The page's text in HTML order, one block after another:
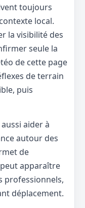
toujours
local.
la visibilité des
seule la
de cette page
de terrain
puis
aider à
autour des
de
apparaître
professionnels,
déplacement.